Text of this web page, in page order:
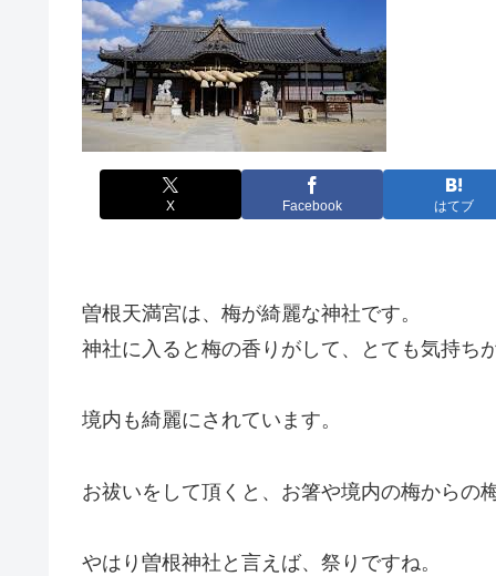
X Facebook はてブ
曽根天満宮は、梅が綺麗な神社です。
神社に入ると梅の香りがして、とても気持ちが
境内も綺麗にされています。
お祓いをして頂くと、お箸や境内の梅からの
やはり曽根神社と言えば、祭りですね。